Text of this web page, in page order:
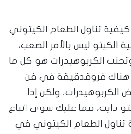
تناول الطعام الكيتوني
الكيتو ليس بالأمر الصعب،
الكربوهيدرات هو كل ما
هناك فروقدقيقة في فن
ولكن إذا
دايت، فما عليك سوى اتباع
تناول الطعام الكيتوني في